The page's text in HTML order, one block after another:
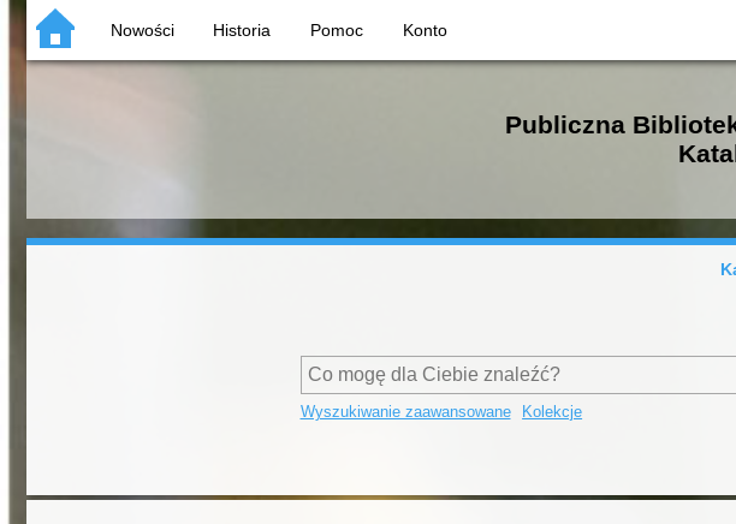
Nowości Historia Pomoc Konto
Publiczna
Wyszukiwanie zaawansowane Kolekcje